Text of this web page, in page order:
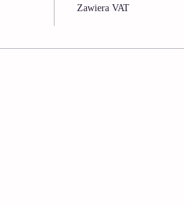
Zawiera VAT